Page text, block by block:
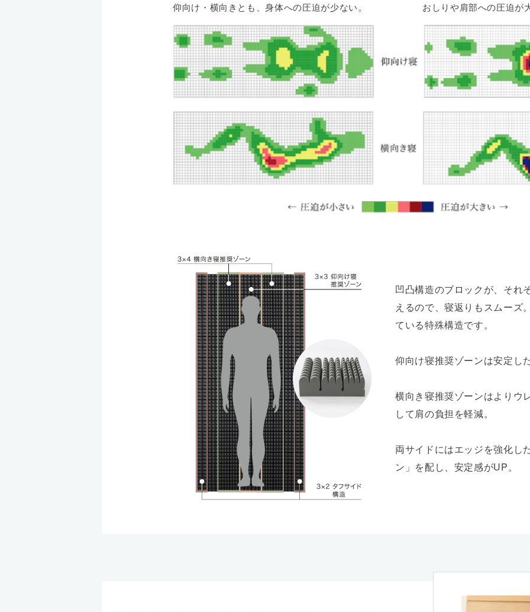
仰向け・横向きとも、身体への圧迫が少ない。 おしりや肩部への圧迫が
凹凸構造のブロックが、それ
えるので、寝返りもスムーズ
ている特殊構造です。
仰向け寝推奨ゾーンは安定し
横向き寝推奨ゾーンはよりウ
して肩の負担を軽減。
両サイドにはエッジを強化し
ン」を配し、安定感がUP。